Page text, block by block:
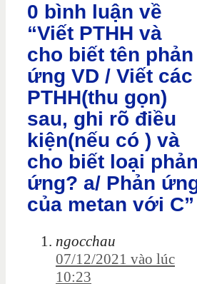
0 bình luận về
“Viết PTHH và
cho biết tên phản
ứng VD / Viết các
PTHH(thu gọn)
sau, ghi rõ điều
kiện(nếu có ) và
cho biết loại phản
ứng? a/ Phản
của metan với C”
ngocchau
07/12/2021 vào lúc
10:23